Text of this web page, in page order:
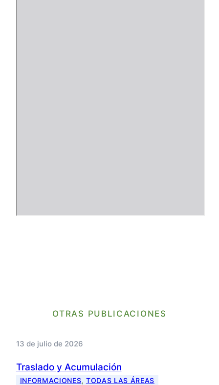
OTRAS PUBLICACIONES
13 de julio de 2026
Traslado y Acumulación
INFORMACIONES, TODAS LAS ÁREAS